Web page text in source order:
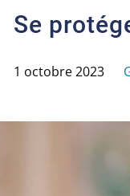
Se
1 octobre 2023